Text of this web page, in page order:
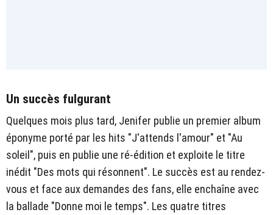
Un succès fulgurant
Quelques mois plus tard, Jenifer publie un premier album
éponyme porté par les hits "J'attends l'amour" et "Au
soleil", puis en publie une ré-édition et exploite le titre
inédit "Des mots qui résonnent". Le succès est au rendez-
vous et face aux demandes des fans, elle enchaîne avec
la ballade "Donne moi le temps". Les quatre titres